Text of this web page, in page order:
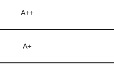
A++
A+